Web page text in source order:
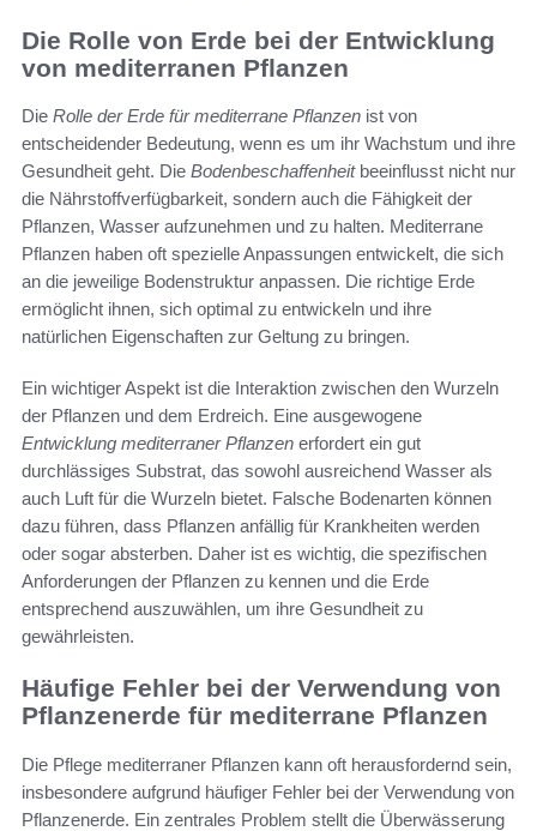
Die Rolle von Erde bei der Entwicklung
von mediterranen Pflanzen
Die Rolle der Erde für mediterrane Pflanzen ist von
entscheidender Bedeutung, wenn es um ihr Wachstum und ihre
Gesundheit geht. Die Bodenbeschaffenheitbeeinflusst nicht nur
die Nährstoffverfügbarkeit, sondern auch die Fähigkeit der
Pflanzen, Wasser aufzunehmen und zu halten. Mediterrane
Pflanzen haben oft spezielle Anpassungen entwickelt, die sich
an die jeweilige Bodenstruktur anpassen. Die richtige Erde
ermöglicht ihnen, sich optimal zu entwickeln und ihre
natürlichen Eigenschaften zur Geltung zu bringen.
Ein wichtiger Aspekt ist die Interaktion zwischen den Wurzeln
der Pflanzen und dem Erdreich. Eine ausgewogene
Entwicklung mediterraner Pflanzen erfordert ein gut
durchlässiges Substrat, das sowohl ausreichend Wasser als
auch Luft für die Wurzeln bietet. Falsche Bodenarten können
dazu führen, dass Pflanzen anfällig für Krankheiten werden
oder sogar absterben. Daher ist es wichtig, die spezifischen
Anforderungen der Pflanzen zu kennen und die Erde
entsprechend auszuwählen, um ihre Gesundheit zu
gewährleisten.
Häufige Fehler bei der Verwendung von
Pflanzenerde für mediterrane Pflanzen
Die Pflege mediterraner Pflanzen kann oft herausfordernd sein,
insbesondere aufgrund häufiger Fehler bei der Verwendung von
Pflanzenerde. Ein zentrales Problem stellt die Überwässerung